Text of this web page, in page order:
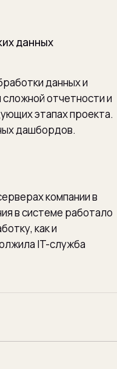
данных
данных и
отчетности и
этапах проекта.
дашбордов.
компании в
в системе работало
как и
IT-служба